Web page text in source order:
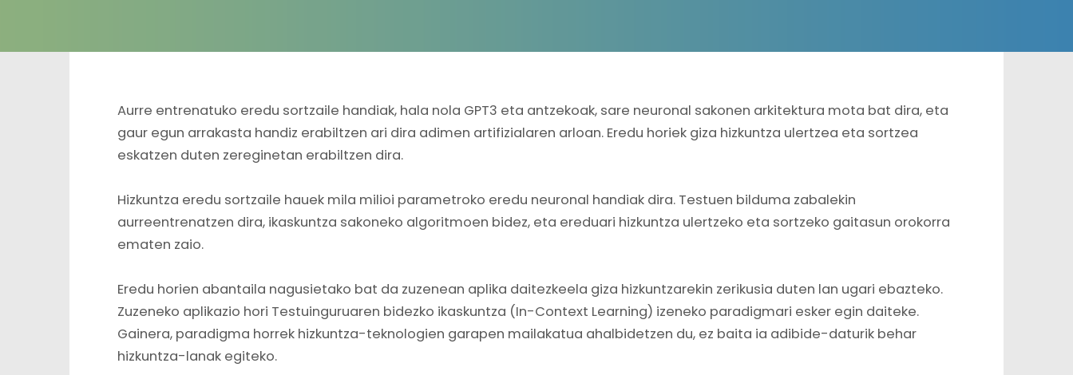
Aurre entrenatuko eredu sortzaile handiak, hala nola GPT3 eta antzekoak, sare neuronal sakonen arkitektura mota bat dira, eta
gaur egun arrakasta handiz erabiltzen ari dira adimen artifizialaren arloan. Eredu horiek giza hizkuntza ulertzea eta sortzea
eskatzen duten zereginetan erabiltzen dira.
Hizkuntza eredu sortzaile hauek mila milioi parametroko eredu neuronal handiak dira. Testuen bilduma zabalekin
aurreentrenatzen dira, ikaskuntza sakoneko algoritmoen bidez, eta ereduari hizkuntza ulertzeko eta sortzeko gaitasun orokorra
ematen zaio.
Eredu horien abantaila nagusietako bat da zuzenean aplika daitezkeela giza hizkuntzarekin zerikusia duten lan ugari ebazteko.
Zuzeneko aplikazio hori Testuinguruaren bidezko ikaskuntza (In-Context Learning) izeneko paradigmari esker egin daiteke.
Gainera, paradigma horrek hizkuntza-teknologien garapen mailakatua ahalbidetzen du, ez baita ia adibide-daturik behar
hizkuntza-lanak egiteko.